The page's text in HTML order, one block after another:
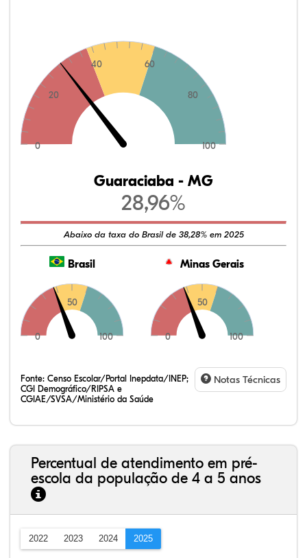
0
20
40 60
80
100
Guaraciaba - MG
28,96%
Abaixo da taxa do Brasil de 38,28% em 2025
Brasil
0
50
100
Minas Gerais
0
50
100
Fonte: Censo Escolar/Portal Inepdata/INEP;
CGI Demográfico/RIPSA e
CGIAE/SVSA/Ministério da Saúde
Notas Técnicas
Percentual de atendimento em pré-
escola da população de 4 a 5 anos
2022 2023 2024 2025